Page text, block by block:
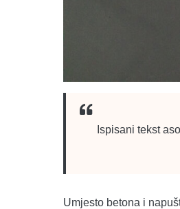
Ispisani tekst
Umjesto betona i